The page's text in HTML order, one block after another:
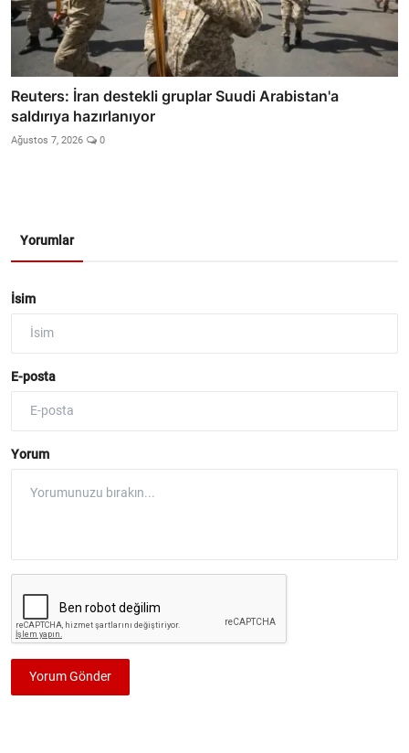
Reuters: İran destekli gruplar Suudi Arabistan'a
saldırıya hazırlanıyor
Ağustos 7, 2026 0
Yorumlar
İsim
E-posta
Yorum
Yorum Gönder